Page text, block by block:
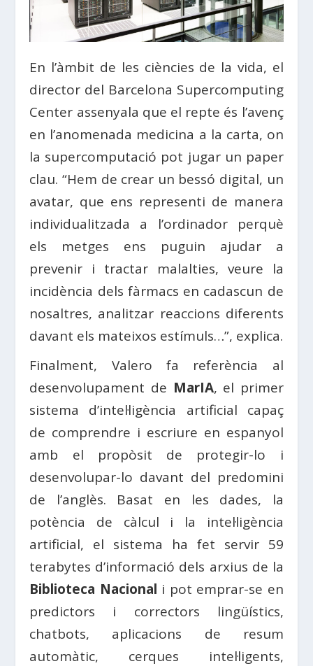
En l’àmbit de les ciències de la vida, el
director del Barcelona Supercomputing
Center assenyala que el repte és l’avenç
en l’anomenada medicina a la carta, on
la supercomputació pot jugar un paper
clau. “Hem de crear un bessó digital, un
avatar, que ens representi de manera
individualitzada a l’ordinador perquè
els metges ens puguin ajudar a
prevenir i tractar malalties, veure la
incidència dels fàrmacs en cadascun de
nosaltres, analitzar reaccions diferents
davant els mateixos estímuls…”, explica.
Finalment, Valero fa referència al
desenvolupament de MarIA, el primer
sistema d’intel·ligència artificial capaç
de comprendre i escriure en espanyol
amb el propòsit de protegir-lo i
desenvolupar-lo davant del predomini
de l’anglès. Basat en les dades, la
potència de càlcul i la intel·ligència
artificial, el sistema ha fet servir 59
terabytes d’informació dels arxius de la
Biblioteca Nacional i pot emprar-se en
predictors i correctors lingüístics,
chatbots, aplicacions de resum
automàtic, cerques intel·ligents,